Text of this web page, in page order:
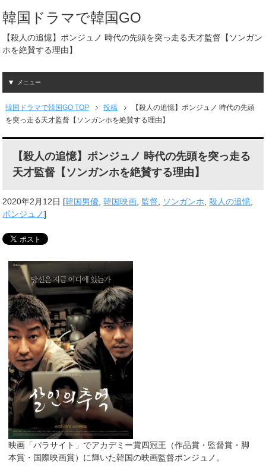
韓国ドラマで韓国GO
【殺人の追憶】ポンジュノ 時代の先頭を突っ走る天才監督【ソンガン
ホを絶賛する理由】
メニュー
韓国ドラマで韓国GO TOP 投稿
【殺人の追憶】ポンジュノ 時代の先頭
を突っ走る天才監督【ソンガンホを絶賛する理由】
【殺人の追憶】ポンジュノ 時代の先頭を突っ走る
天才監督【ソンガンホを絶賛する理由】
2020年2月12日 [韓国男優,韓国映画, 監督, ソンガンホ,殺人の追憶,
ポンジュノ]
映画「パラサイト」でアカデミー賞四冠王（作品賞・監督賞・脚
本賞・国際映画賞）に輝いた韓国の映画監督ポンジュノ。